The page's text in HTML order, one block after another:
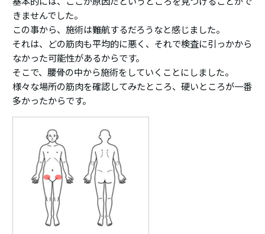
きませんでした。
この事から、施術は難航するだろうなと感じました。
それは、どの筋肉も平均的に悪く、それで検査に引っかから
なかった可能性があるからです。
そこで、腰骨の中から施術をしていくことにしました。
様々な場所の筋肉を確認してみたところ、硬いところが一番
多かったからです。